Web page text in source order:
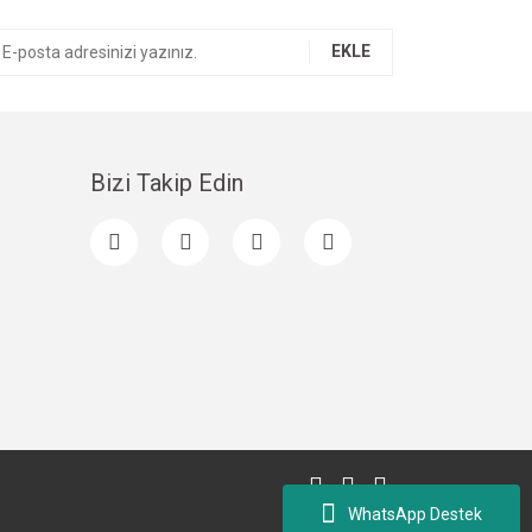
WhatsApp Destek
EKLE
Bizi Takip Edin